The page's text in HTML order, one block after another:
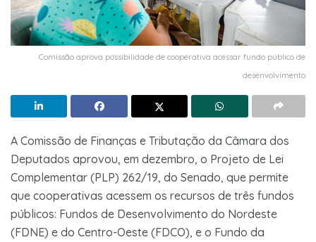
Comissão aprova possibilidade de cooperativa acessar fundo público de
desenvolvimento
A Comissão de Finanças e Tributação da Câmara dos
Deputados aprovou, em dezembro, o Projeto de Lei
Complementar (PLP) 262/19, do Senado, que permite
que cooperativas acessem os recursos de três fundos
públicos: Fundos de Desenvolvimento do Nordeste
(FDNE) e do Centro-Oeste (FDCO), e o Fundo da